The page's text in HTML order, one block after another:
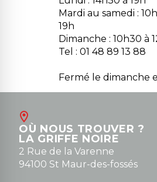
Mardi au samedi :
19h
Dimanche : 10h30 à
Tel : 01 48 89 13 88
Fermé le dimanche
Août
contact@la-griffe-
0148836747
OÙ NOUS TROUVER ?
LA GRIFFE NOIRE
2 Rue de la Varenne
94100 St Maur-des-fossés